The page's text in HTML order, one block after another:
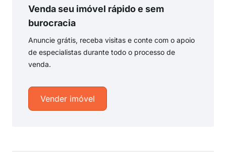
Venda seu imóvel rápido e sem
burocracia
Anuncie grátis, receba visitas e conte com o apoio
de especialistas durante todo o processo de
venda.
Vender imóvel